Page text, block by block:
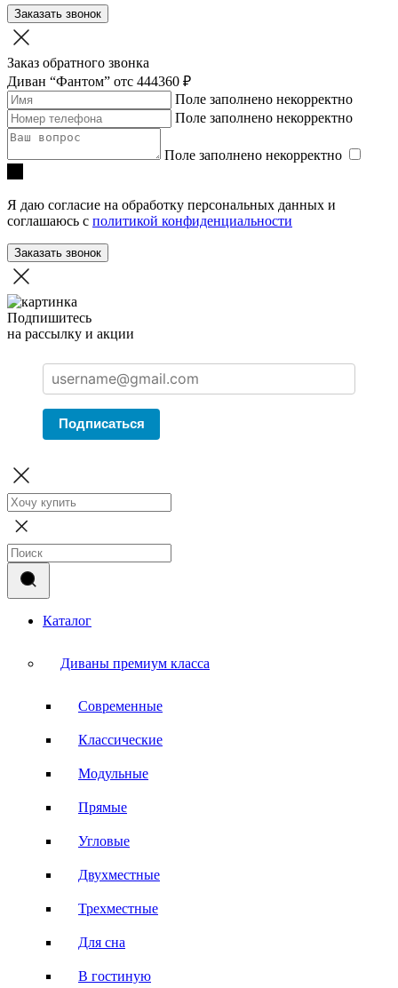
Заказать звонок
Заказ обратного звонка
Диван “Фантом” отc 444360 ₽
Поле заполнено некорректно
Поле заполнено некорректно
Поле заполнено некорректно
Я даю согласие на обработку персональных данных и
соглашаюсь с политикой конфиденциальности
Заказать звонок
Подпишитесь
на рассылку и акции
Подписаться
Каталог
Диваны премиум класса
Современные
Классические
Модульные
Прямые
Угловые
Двухместные
Трехместные
Для сна
В гостиную